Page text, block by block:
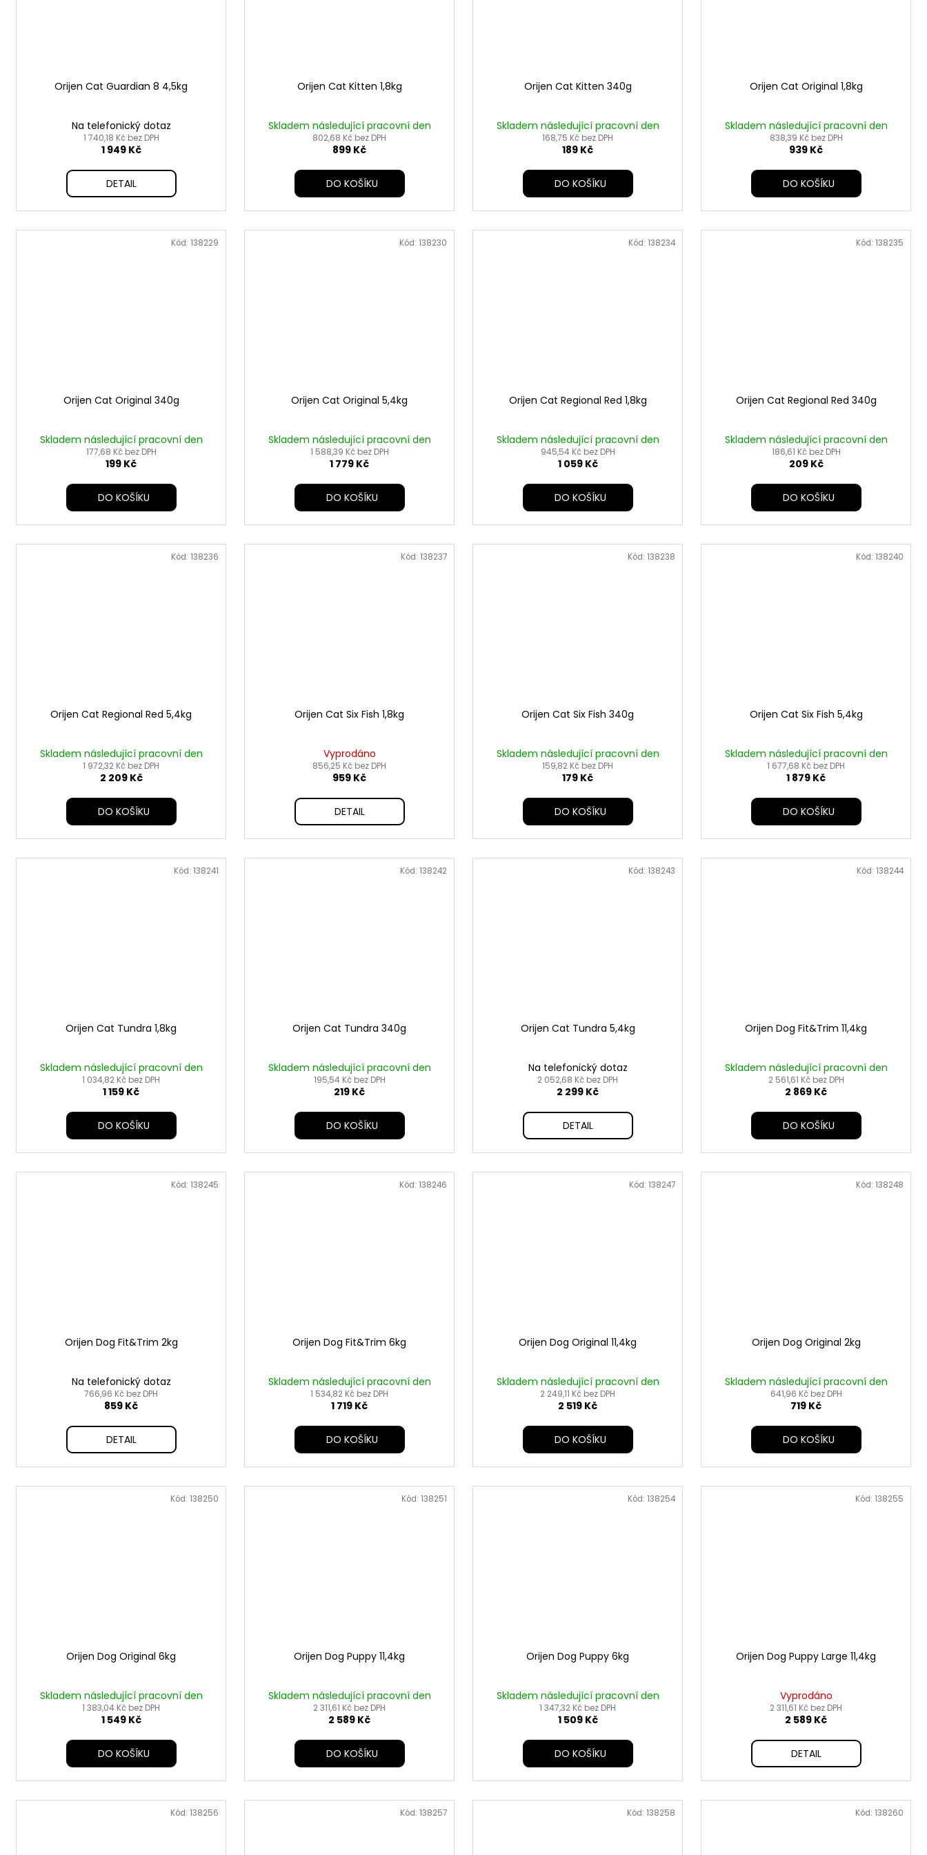
Orijen Cat Guardian 8 4,5kg
Na telefonický dotaz
1 740,18 Kč bez DPH
1 949 Kč
DETAIL
Orijen Cat Kitten 1,8kg
Skladem následující pracovní den
802,68 Kč bez DPH
899 Kč
DO KOŠÍKU
Orijen Cat Kitten 340g
Skladem následující pracovní den
168,75 Kč bez DPH
189 Kč
DO KOŠÍKU
Orijen Cat Original 1,8kg
Skladem následující pracovní den
838,39 Kč bez DPH
939 Kč
DO KOŠÍKU
Orijen Cat Original 340g
Skladem následující pracovní den
177,68 Kč bez DPH
199 Kč
DO KOŠÍKU
Kód: 138229
Orijen Cat Original 5,4kg
Skladem následující pracovní den
1 588,39 Kč bez DPH
1 779 Kč
DO KOŠÍKU
Kód: 138230
Orijen Cat Regional Red 1,8kg
Skladem následující pracovní den
945,54 Kč bez DPH
1 059 Kč
DO KOŠÍKU
Kód: 138234
Orijen Cat Regional Red 340g
Skladem následující pracovní den
186,61 Kč bez DPH
209 Kč
DO KOŠÍKU
Kód: 138235
Orijen Cat Regional Red 5,4kg
Skladem následující pracovní den
1 972,32 Kč bez DPH
2 209 Kč
DO KOŠÍKU
Kód: 138236
Orijen Cat Six Fish 1,8kg
Vyprodáno
856,25 Kč bez DPH
959 Kč
DETAIL
Kód: 138237
Orijen Cat Six Fish 340g
Skladem následující pracovní den
159,82 Kč bez DPH
179 Kč
DO KOŠÍKU
Kód: 138238
Orijen Cat Six Fish 5,4kg
Skladem následující pracovní den
1 677,68 Kč bez DPH
1 879 Kč
DO KOŠÍKU
Kód: 138240
Orijen Cat Tundra 1,8kg
Skladem následující pracovní den
1 034,82 Kč bez DPH
1 159 Kč
DO KOŠÍKU
Kód: 138241
Orijen Cat Tundra 340g
Skladem následující pracovní den
195,54 Kč bez DPH
219 Kč
DO KOŠÍKU
Kód: 138242
Orijen Cat Tundra 5,4kg
Na telefonický dotaz
2 052,68 Kč bez DPH
2 299 Kč
DETAIL
Kód: 138243
Orijen Dog Fit&Trim 11,4kg
Skladem následující pracovní den
2 561,61 Kč bez DPH
2 869 Kč
DO KOŠÍKU
Kód: 138244
Orijen Dog Fit&Trim 2kg
Na telefonický dotaz
766,96 Kč bez DPH
859 Kč
DETAIL
Kód: 138245
Orijen Dog Fit&Trim 6kg
Skladem následující pracovní den
1 534,82 Kč bez DPH
1 719 Kč
DO KOŠÍKU
Kód: 138246
Orijen Dog Original 11,4kg
Skladem následující pracovní den
2 249,11 Kč bez DPH
2 519 Kč
DO KOŠÍKU
Kód: 138247
Orijen Dog Original 2kg
Skladem následující pracovní den
641,96 Kč bez DPH
719 Kč
DO KOŠÍKU
Kód: 138248
Orijen Dog Original 6kg
Skladem následující pracovní den
1 383,04 Kč bez DPH
1 549 Kč
DO KOŠÍKU
Kód: 138250
Orijen Dog Puppy 11,4kg
Skladem následující pracovní den
2 311,61 Kč bez DPH
2 589 Kč
DO KOŠÍKU
Kód: 138251
Orijen Dog Puppy 6kg
Skladem následující pracovní den
1 347,32 Kč bez DPH
1 509 Kč
DO KOŠÍKU
Kód: 138254
Orijen Dog Puppy Large 11,4kg
Vyprodáno
2 311,61 Kč bez DPH
2 589 Kč
DETAIL
Kód: 138255
Kód: 138256 Kód: 138257 Kód: 138258 Kód: 138260